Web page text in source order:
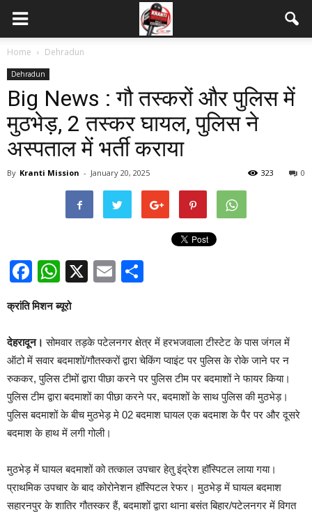
Home Dehradun
Dehradun
Big News : गौ तस्करों और पुलिस में
मुठभेड़, 2 तस्कर घायल, पुलिस ने
अस्पताल में भर्ती कराया
By Kranti Mission - January 20, 2025 0
323
Facebook
WhatsApp
X Email
क्रांति मिशन ब्यूरो
देहरादून। सोमवार तड़के पटेलनगर क्षेत्र में हरभजवाला टीस्टेट के पास जंगल में
ऑटो में सवार बदमाशों/गौतस्करों द्वारा चेकिंग प्वाइंट पर पुलिस के रोके जाने पर न
रुककर, पुलिस टीमों द्वारा पीछा करने पर पुलिस टीम पर बदमाशों ने फायर किया।
पुलिस टीम द्वारा बदमाशों का पीछा करने पर, बदमाशों के साथ पुलिस की मुठभेड़।
पुलिस बदमाशों के बीच मुठभेड़ मे 02 बदमाश घायल एक बदमाश के पैर पर और दूसरे
बदमाश के हाथ में लगी गोली।
मुठभेड़ में घायल बदमाशों को तत्काल उपचार हेतु इंद्रेश हॉस्पिटल लाया गया।
प्राथमिक उपचार के बाद कोरोनेशन हॉस्पिटल रेफर। मुठभेड़ में घायल बदमाश
सहारनपुर के शातिर गौतस्कर हैं, बदमाशों द्वारा थाना बसंत बिहार/पटेलनगर में विगत